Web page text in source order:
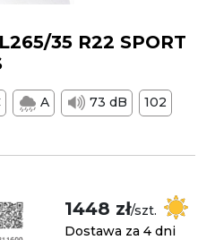
35 R22 SPORT
A 73 dB
102
1448 zł/szt.
Dostawa za 4 dni